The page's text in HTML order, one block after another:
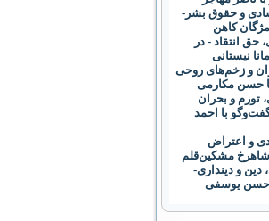
و حقوق بشر-
کاهن
انتقاد - در
نیستانی
و زخم‌های روحی
حسن مکارمی
تورم و بحران
با احمد
و اعتراض –
مشکین‌قلم
و دینداری-
حسن یوسفی